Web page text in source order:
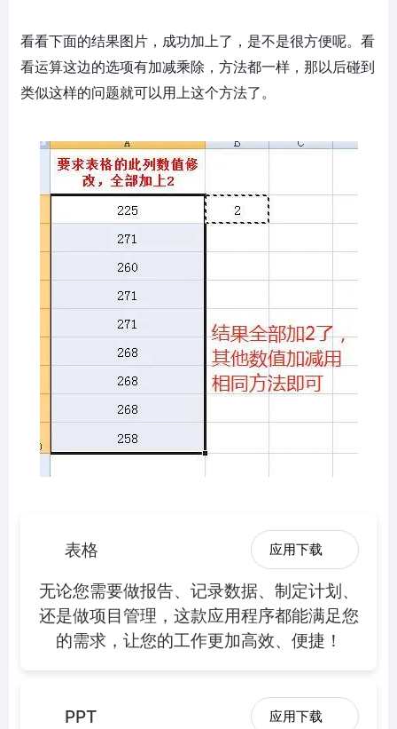
看看下面的结果图片，成功加上了，是不是很方便呢。看
看运算这边的选项有加减乘除，方法都一样，那以后碰到
类似这样的问题就可以用上这个方法了。
表格 应用下载
无论您需要做报告、记录数据、制定计划、
还是做项目管理，这款应用程序都能满足您
的需求，让您的工作更加高效、便捷！
PPT 应用下载